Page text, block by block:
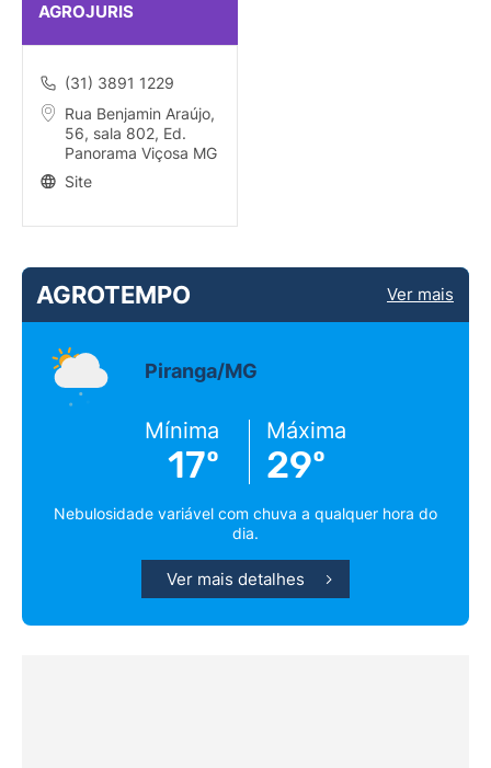
AGROJURIS
(31) 3891 1229
Rua Benjamin Araújo,
56, sala 802, Ed.
Panorama Viçosa MG
Site
AGROTEMPO Ver mais
Piranga/MG
Mínima
17º
Máxima
29º
Nebulosidade variável com chuva a qualquer hora do
dia.
Ver mais detalhes